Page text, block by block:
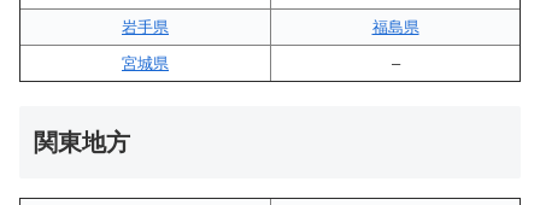
岩手県
福島県
宮城県
–
関東地方